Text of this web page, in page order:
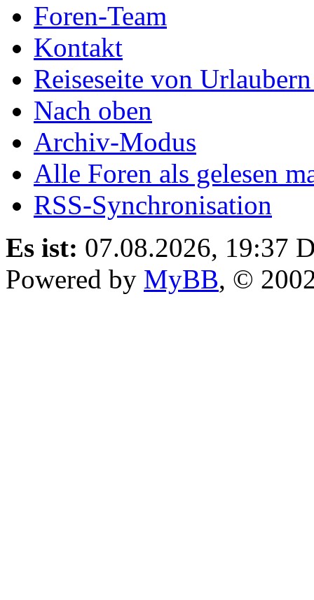
Foren-Team
Kontakt
Reiseseite von
Nach oben
Archiv-Modus
Alle Foren als gelesen
RSS-Synchronisation
Es ist: 07.08.2026, 19:37
Powered by MyBB, ©